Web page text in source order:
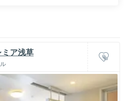
ミア浅草